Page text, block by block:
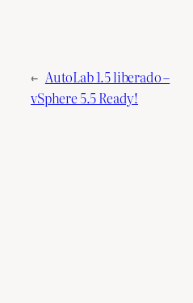
← AutoLab 1.5 liberado –
vSphere 5.5 Ready!